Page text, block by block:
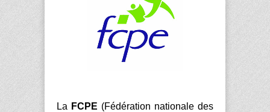
La FCPE (Fédération nationale des